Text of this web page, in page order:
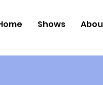
Shows